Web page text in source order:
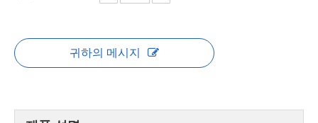
귀하의 메시지